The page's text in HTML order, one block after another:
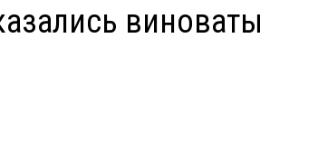
виноваты